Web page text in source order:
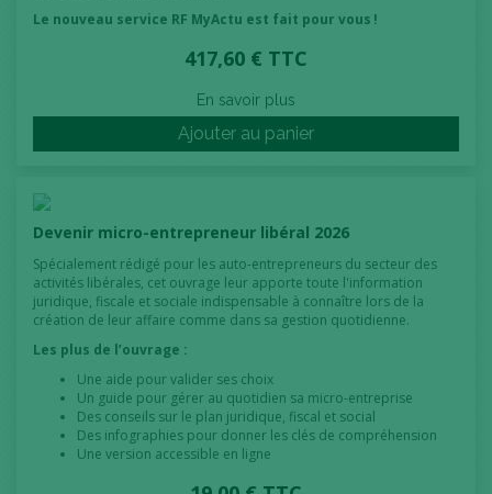
Le nouveau service RF MyActu est fait pour vous !
417,60 € TTC
En savoir plus
Ajouter au panier
Devenir micro-entrepreneur libéral 2026
Spécialement rédigé pour les auto-entrepreneurs du secteur des
activités libérales, cet ouvrage leur apporte toute l'information
juridique, fiscale et sociale indispensable à connaître lors de la
création de leur affaire comme dans sa gestion quotidienne.
Les plus de l’ouvrage :
Une aide pour valider ses choix
Un guide pour gérer au quotidien sa micro-entreprise
Des conseils sur le plan juridique, fiscal et social
Des infographies pour donner les clés de compréhension
Une version accessible en ligne